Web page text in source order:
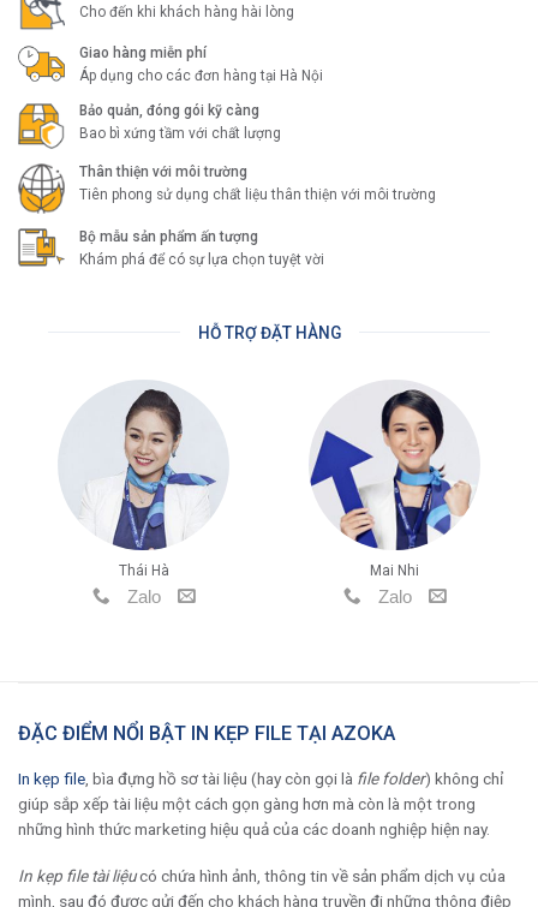
Cho đến khi khách hàng hài lòng
Giao hàng miễn phí
Áp dụng cho các đơn hàng tại Hà Nội
Bảo quản, đóng gói kỹ càng
Bao bì xứng tầm với chất lượng
Thân thiện với môi trường
Tiên phong sử dụng chất liệu thân thiện với môi trường
Bộ mẫu sản phẩm ấn tượng
Khám phá để có sự lựa chọn tuyệt vời
HỖ TRỢ ĐẶT HÀNG
Thái Hà
Zalo
Mai Nhi
Zalo
ĐẶC ĐIỂM NỔI BẬT IN KẸP FILE TẠI AZOKA
In kẹp file, bìa đựng hồ sơ tài liệu (hay còn gọi là filefolder) không chỉ
giúp sắp xếp tài liệu một cách gọn gàng hơn mà còn là một trong
những hình thức marketing hiệu quả của các doanh nghiệp hiện nay.
In kẹp file tài liệucó chứa hình ảnh, thông tin về sản phẩm dịch vụ của
mình, sau đó được gửi đến cho khách hàng truyền đi những thông điệp